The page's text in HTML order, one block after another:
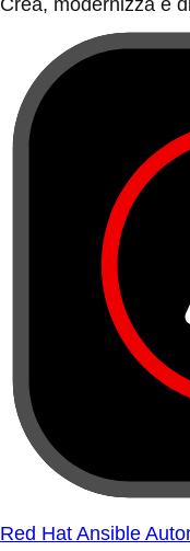
Crea, modernizza e
Red Hat Ansible